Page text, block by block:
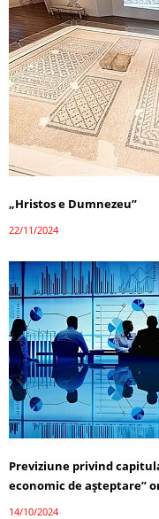
„Hristos e Dumnezeu”
22/11/2024
Previziune privind
economic de așteptare”
14/10/2024